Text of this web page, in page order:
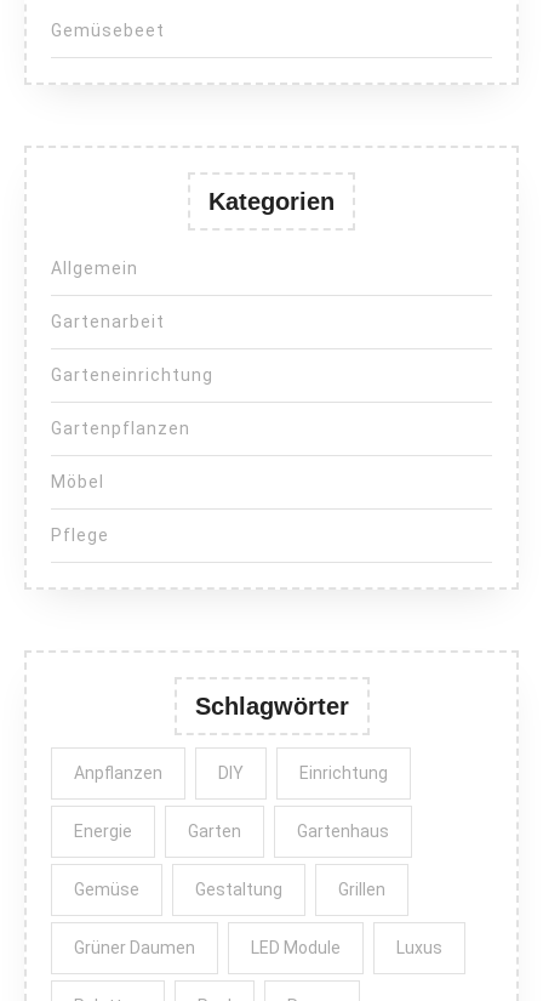
Gemüsebeet
Kategorien
Allgemein
Gartenarbeit
Garteneinrichtung
Gartenpflanzen
Möbel
Pflege
Schlagwörter
Anpflanzen DIY Einrichtung
Energie Garten Gartenhaus
Gemüse Gestaltung Grillen
Grüner Daumen LED Module Luxus